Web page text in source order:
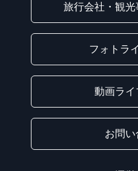
旅行会社・観
フォトラ
動画ライ
お問